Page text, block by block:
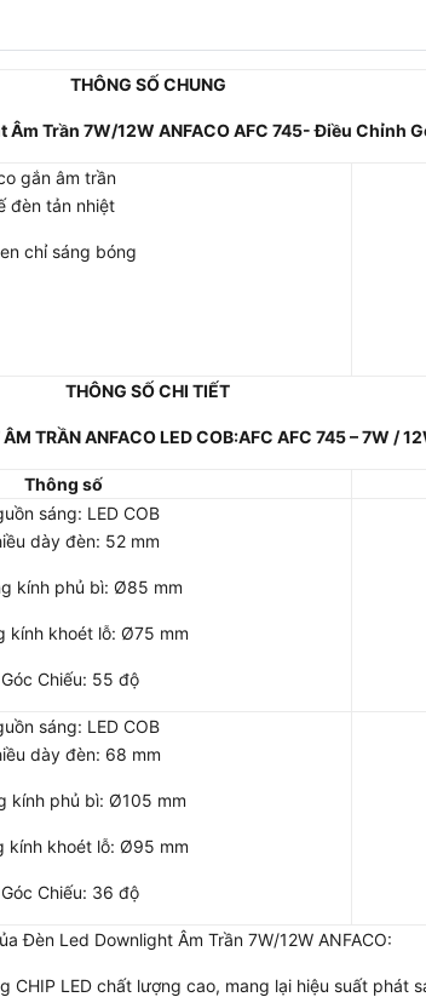
THÔNG​ SỐ CHUNG
Trần 7W/12W ANFACO AFC 745- Điều Chỉnh
gắn âm trần
đèn tản nhiệt
chỉ sáng bóng
THÔNG SỐ CHI TIẾT
TRẦN ANFACO LED COB:AFC AFC 745 – 7W /
Thông số
sáng: LED COB
dày đèn: 52 mm
kính phủ bì: Ø85 mm
kính khoét lỗ: Ø75 mm
_ Góc Chiếu: 55 độ
sáng: LED COB
dày đèn: 68 mm
kính phủ bì: Ø105 mm
kính khoét lỗ: Ø95 mm
_ Góc Chiếu: 36 độ
Đèn Led Downlight Âm Trần 7W/12W ANFACO:
CHIP LED chất lượng cao, mang lại hiệu suất phát